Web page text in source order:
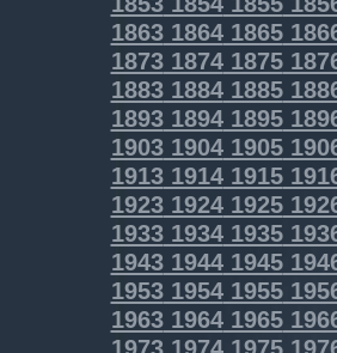
186318641865
187318741875
188318841885
189318941895
190319041905
191319141915
192319241925
193319341935
194319441945
195319541955
196319641965